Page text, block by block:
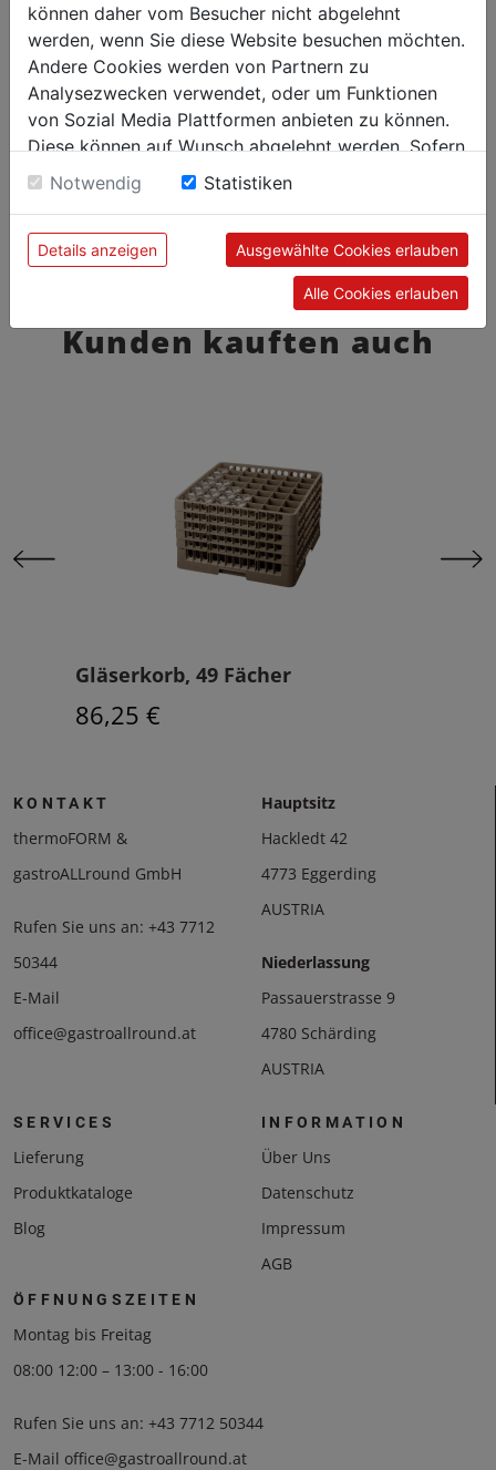
Kunden kauften auch
Gläserkorb, 49 Fächer
86,25 €
KONTAKT
thermoFORM &
gastroALLround GmbH
Rufen Sie uns an: +43 7712
50344
E-Mail
office@gastroallround.at
Hauptsitz
Hackledt 42
4773 Eggerding
AUSTRIA
Niederlassung
Passauerstrasse 9
4780 Schärding
AUSTRIA
SERVICES
Lieferung
Produktkataloge
Blog
INFORMATION
Über Uns
Datenschutz
Impressum
AGB
ÖFFNUNGSZEITEN
Montag bis Freitag
08:00 12:00 – 13:00 - 16:00
Rufen Sie uns an: +43 7712 50344
E-Mail office@gastroallround.at
können daher vom Besucher nicht abgelehnt
werden, wenn Sie diese Website besuchen möchten.
Andere Cookies werden von Partnern zu
Analysezwecken verwendet, oder um Funktionen
von Sozial Media Plattformen anbieten zu können.
Diese können auf Wunsch abgelehnt werden. Sofern
sie unsere Webseite weiter nutzen, geben Sie
Einwilligung zu unseren Cookies.
Notwendig Statistiken
Details anzeigen Ausgewählte Cookies erlauben
Alle Cookies erlauben